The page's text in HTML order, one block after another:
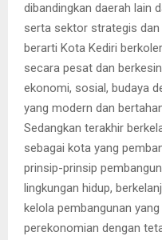
dibandingkan daerah lain
serta sektor strategis dan
berarti Kota Kediri
secara pesat dan
ekonomi, sosial, budaya
yang modern dan
Sedangkan terakhir
sebagai kota yang
prinsip-prinsip
lingkungan hidup,
kelola pembangunan
perekonomian dengan